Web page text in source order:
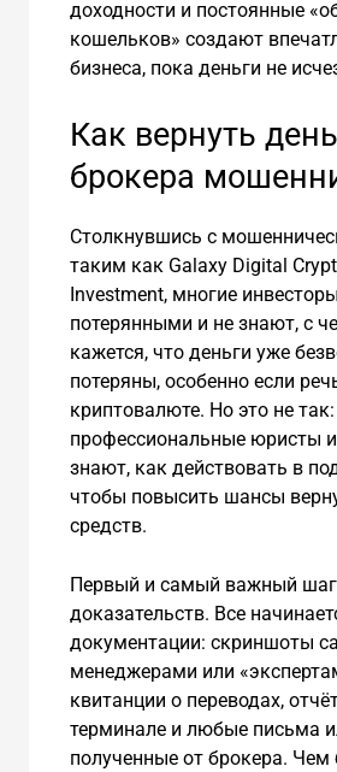
доходности и постоянные
кошельков» создают
бизнеса, пока деньги не
Как вернуть
брокера
Столкнувшись с
таким как Galaxy Digital
Investment, многие
потерянными и не знают, с
кажется, что деньги уже
потеряны, особенно если
криптовалюте. Но это не так:
профессиональные юристы
знают, как действовать в
чтобы повысить шансы
средств.
Первый и самый важный
доказательств. Все
документации: скриншоты
менеджерами или
квитанции о переводах,
терминале и любые письма
полученные от брокера.